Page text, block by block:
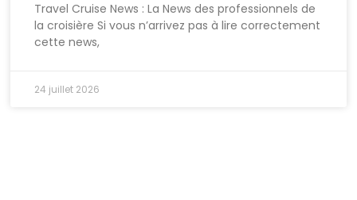
Travel Cruise News : La News des professionnels de
la croisière Si vous n’arrivez pas à lire correctement
cette news,
24 juillet 2026